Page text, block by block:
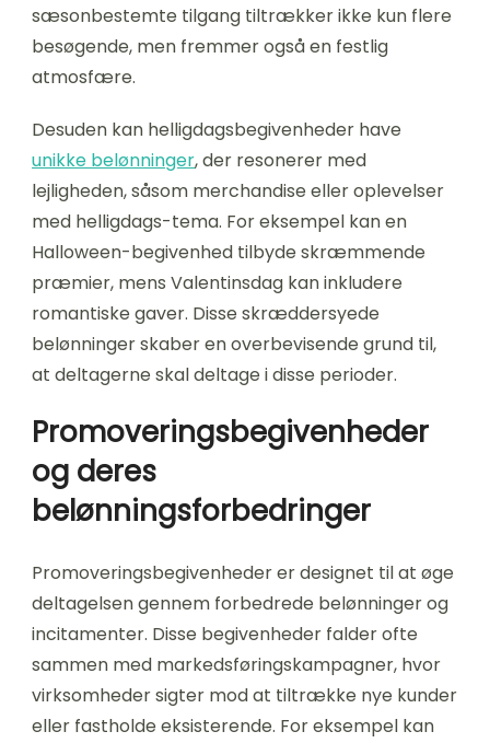
sæsonbestemte tilgang tiltrækker ikke kun flere
besøgende, men fremmer også en festlig
atmosfære.
Desuden kan helligdagsbegivenheder have
unikke belønninger, der resonerer med
lejligheden, såsom merchandise eller oplevelser
med helligdags-tema. For eksempel kan en
Halloween-begivenhed tilbyde skræmmende
præmier, mens Valentinsdag kan inkludere
romantiske gaver. Disse skræddersyede
belønninger skaber en overbevisende grund til,
at deltagerne skal deltage i disse perioder.
Promoveringsbegivenheder
og deres
belønningsforbedringer
Promoveringsbegivenheder er designet til at øge
deltagelsen gennem forbedrede belønninger og
incitamenter. Disse begivenheder falder ofte
sammen med markedsføringskampagner, hvor
virksomheder sigter mod at tiltrække nye kunder
eller fastholde eksisterende. For eksempel kan